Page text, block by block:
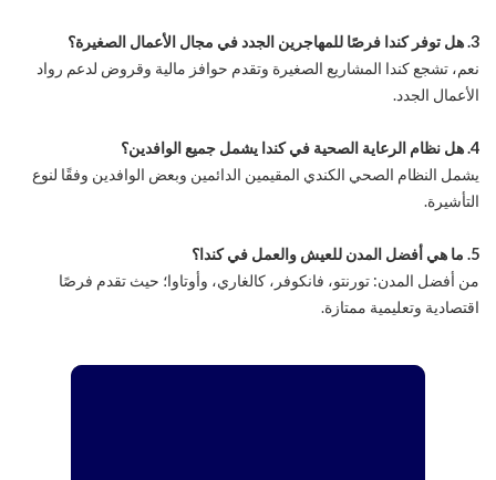
3. هل توفر كندا فرصًا للمهاجرين الجدد في مجال الأعمال الصغيرة؟
نعم، تشجع كندا المشاريع الصغيرة وتقدم حوافز مالية وقروض لدعم رواد
الأعمال الجدد.
4. هل نظام الرعاية الصحية في كندا يشمل جميع الوافدين؟
يشمل النظام الصحي الكندي المقيمين الدائمين وبعض الوافدين وفقًا لنوع
التأشيرة.
5. ما هي أفضل المدن للعيش والعمل في كندا؟
من أفضل المدن: تورنتو، فانكوفر، كالغاري، وأوتاوا؛ حيث تقدم فرصًا
اقتصادية وتعليمية ممتازة.